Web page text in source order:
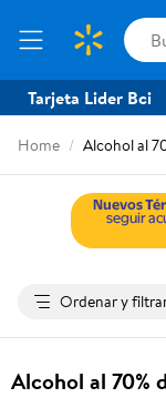
Tarjeta Lider Bci
Home Alcohol al
Ordenar y
Alcohol al 70%